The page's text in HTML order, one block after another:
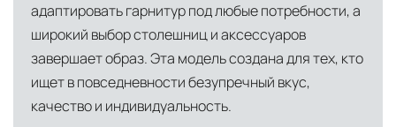
месту назначения с соблюдением сроков
Профессиональная выгрузка—
квалифицированные грузчики
осуществляют разгрузку с применением
специального оборудования и техники
адаптировать гарнитур под любые потребности, а
широкий выбор столешниц и аксессуаров
завершает образ. Эта модель создана для тех, кто
ищет в повседневности безупречный вкус,
качество и индивидуальность.